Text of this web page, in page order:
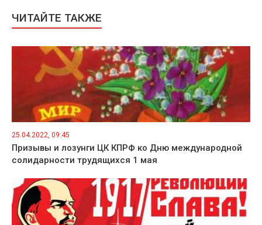
ЧИТАЙТЕ ТАКЖЕ
25.04.2022, 09:45
Призывы и лозунги ЦК КПРФ ко Дню международной
солидарности трудящихся 1 мая